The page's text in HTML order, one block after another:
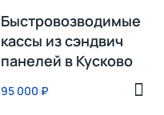
Быстровозводимые
кассы из сэндвич
панелей в Кусково
95 000 ₽